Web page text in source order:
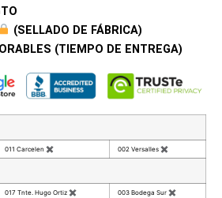
(SELLADO DE FÁBRICA)
(TIEMPO DE ENTREGA)
011 Carcelen ✖ 002 Versalles ✖
017 Tnte. Hugo Ortiz ✖ 003 Bodega Sur ✖